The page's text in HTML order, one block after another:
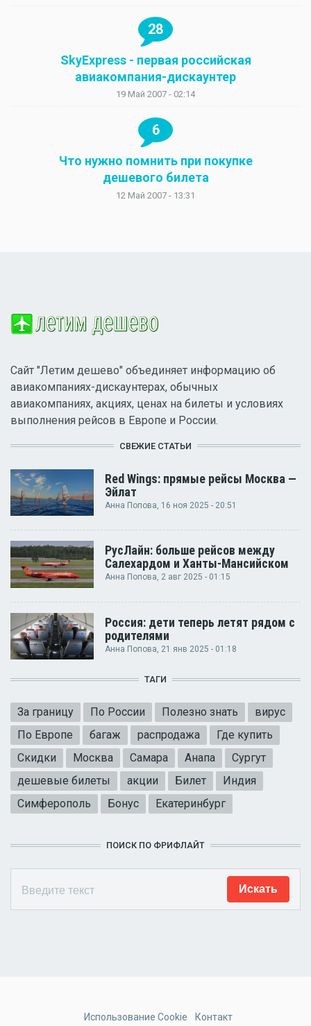
28
SkyExpress - первая российская
авиакомпания-дискаунтер
19 Май 2007 - 02:14
6
Что нужно помнить при покупке
дешевого билета
12 Май 2007 - 13:31
Сайт "Летим дешево" объединяет информацию об
авиакомпаниях-дискаунтерах, обычных
авиакомпаниях, акциях, ценах на билеты и условиях
выполнения рейсов в Европе и России.
СВЕЖИЕ СТАТЬИ
Red Wings: прямые рейсы Москва —
Эйлат
Анна Попова , 16 ноя 2025 - 20:51
РусЛайн: больше рейсов между
Салехардом и Ханты-Мансийском
Анна Попова, 2 авг 2025 - 01:15
Россия: дети теперь летят рядом с
родителями
Анна Попова , 21 янв 2025 - 01:18
ТАГИ
За границу По России Полезно знать
вирус
По Европе
багаж распродажа
Где купить
Скидки
Москва Самара Анапа
Сургут
дешевые билеты
акции Билет
Индия
Симферополь
Бонус Екатеринбург
ПОИСК ПО ФРИФЛАЙТ
Использование Cookie Контакт